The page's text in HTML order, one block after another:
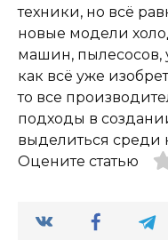
техники, но всё
новые модели
машин, пылесосов,
как всё уже
то все
подходы в
выделиться среди
Оцените статью